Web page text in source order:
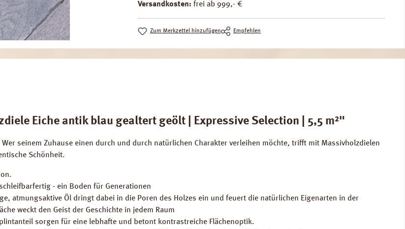
Versandkosten: frei ab 999,- €
Zum Merkzettel hinzufügen Empfehlen
Eiche antik blau gealtert geölt | Expressive Selection | 5,5 m²"
Wer seinem Zuhause einen durch und durch natürlichen Charakter verleihen möchte, trifft mit Massivholzdielen
Schönheit.
- ein Boden für Generationen
atmungsaktive Öl dringt dabei in die Poren des Holzes ein und feuert die natürlichen Eigenarten in der
weckt den Geist der Geschichte in jedem Raum
sorgen für eine lebhafte und betont kontrastreiche Flächenoptik.